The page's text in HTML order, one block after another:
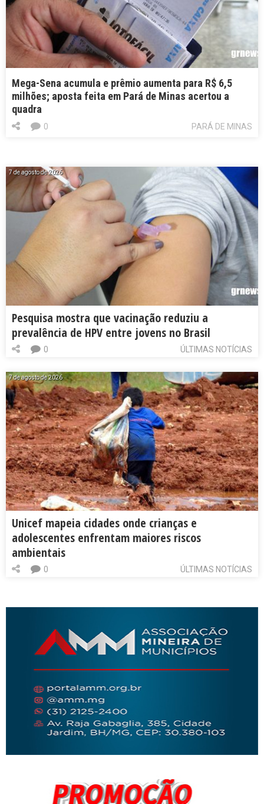
Mega-Sena acumula e prêmio aumenta para R$ 6,5
milhões; aposta feita em Pará de Minas acertou a
quadra
PARÁ DE MINAS
0
7 de agosto de 2026
Pesquisa mostra que vacinação reduziu a
prevalência de HPV entre jovens no Brasil
ÚLTIMAS NOTÍCIAS
0
7 de agosto de 2026
Unicef mapeia cidades onde crianças e
adolescentes enfrentam maiores riscos
ambientais
ÚLTIMAS NOTÍCIAS
0